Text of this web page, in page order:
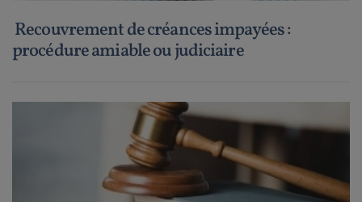
Recouvrement de créances impayées :
procédure amiable ou judiciaire